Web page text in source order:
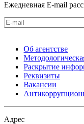
Ежедневная E-mail
Об агентстве
Раскрытие
Реквизиты
Вакансии
Адрес